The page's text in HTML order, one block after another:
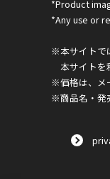
*Product
*Any use or
※本サイトで
本サイトを
※価格は、メ
※商品名・発